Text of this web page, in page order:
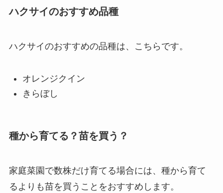
ハクサイのおすすめ品種
ハクサイのおすすめの品種は、こちらです。
オレンジクイン
きらぼし
種から育てる？苗を買う？
家庭菜園で数株だけ育てる場合には、種から育て
るよりも苗を買うことをおすすめします。